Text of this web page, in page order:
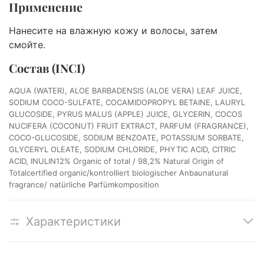
Применение
Нанесите на влажную кожу и волосы, затем
смойте.
Состав (INCI)
AQUA (WATER), ALOE BARBADENSIS (ALOE VERA) LEAF JUICE,
SODIUM COCO-SULFATE, COCAMIDOPROPYL BETAINE, LAURYL
GLUCOSIDE, PYRUS MALUS (APPLE) JUICE, GLYCERIN, COCOS
NUCIFERA (COCONUT) FRUIT EXTRACT, PARFUM (FRAGRANCE),
COCO-GLUCOSIDE, SODIUM BENZOATE, POTASSIUM SORBATE,
GLYCERYL OLEATE, SODIUM CHLORIDE, PHYTIC ACID, CITRIC
ACID, INULIN12% Organic of total / 98,2% Natural Origin of
Totalcertified organic/kontrolliert biologischer Anbaunatural
fragrance/ natürliche Parfümkomposition
Характеристики